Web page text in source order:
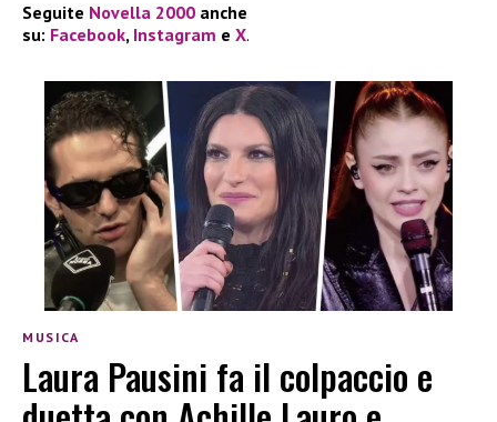
Seguite Novella 2000 anche
su: Facebook, Instagram e X.
MUSICA
Laura Pausini fa il colpaccio e